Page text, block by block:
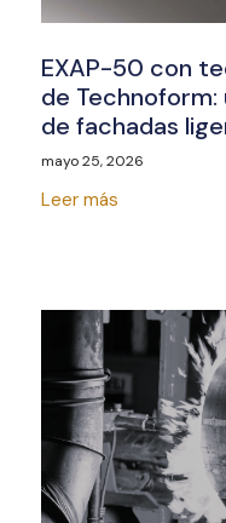
EXAP-50 con
de Technoform:
de fachadas
mayo 25, 2026
Leer más